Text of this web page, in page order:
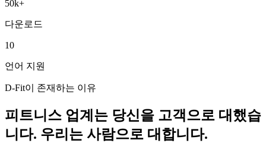
50k+
다운로드
10
언어 지원
D-Fit이 존재하는 이유
피트니스 업계는 당신을 고객으로 대했습
니다. 우리는 사람으로 대합니다.